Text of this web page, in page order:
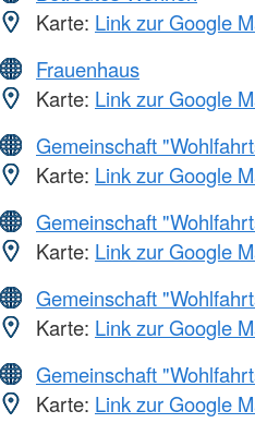
Karte: Link zur Google
Frauenhaus
Karte: Link zur Google
Gemeinschaft
Karte: Link zur Google
Gemeinschaft
Karte: Link zur Google
Gemeinschaft
Karte: Link zur Google
Gemeinschaft
Karte: Link zur Google